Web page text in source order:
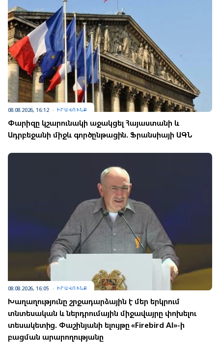
08.08.2026, 16:12 ԻՐԱՎՈՒՆՔ
Փարիզը կշարունակի աջակցել Հայաստանի և
Ադրբեջանի միջև գործընթացին. Ֆրանսիայի ԱԳՆ
08.08.2026, 16:05 ԻՐԱՎՈՒՆՔ
Խաղաղությունը շրջադարձային է մեր երկրում
տնտեսական և ներդրումային միջավայրը փոխելու
տեսակետից. Փաշինյանի ելույթը «Firebird AI»-ի
բացման արարողությանը